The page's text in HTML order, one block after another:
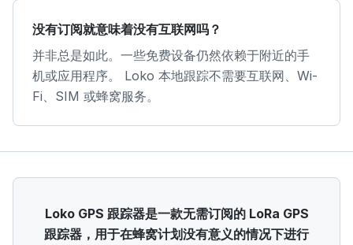
没有订阅就意味着没有互联网吗？
并非总是如此。一些免费设备仍然依赖于附近的手
机或应用程序。 Loko 本地跟踪不需要互联网、Wi-
Fi、SIM 或蜂窝服务。
Loko GPS 跟踪器是一款无需订阅的 LoRa GPS
跟踪器，用于在蜂窝计划没有意义的情况下进行